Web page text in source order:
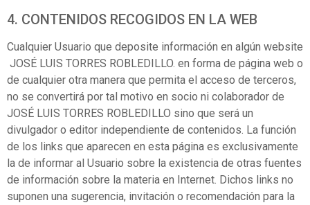
4. CONTENIDOS RECOGIDOS EN LA WEB
Cualquier Usuario que deposite información en algún website
JOSÉ LUIS TORRES ROBLEDILLO. en forma de página web o
de cualquier otra manera que permita el acceso de terceros,
no se convertirá por tal motivo en socio ni colaborador de
JOSÉ LUIS TORRES ROBLEDILLO sino que será un
divulgador o editor independiente de contenidos. La función
de los links que aparecen en esta página es exclusivamente
la de informar al Usuario sobre la existencia de otras fuentes
de información sobre la materia en Internet. Dichos links no
suponen una sugerencia, invitación o recomendación para la